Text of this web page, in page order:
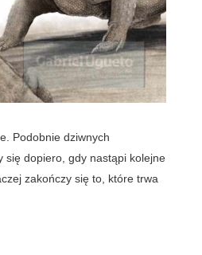
Podobnie dziwnych
się dopiero, gdy nastąpi kolejne
zakończy się to, które trwa